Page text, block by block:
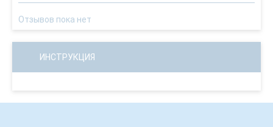
Отзывов пока нет
ИНСТРУКЦИЯ